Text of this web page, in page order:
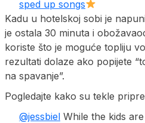
sped up songs
Kadu u hotelskoj sobi je
je ostala 30 minuta i
koriste što je moguće topliju
rezultati dolaze ako popijete
na spavanje”.
Pogledajte kako su tekle
@jessbiel While the kids